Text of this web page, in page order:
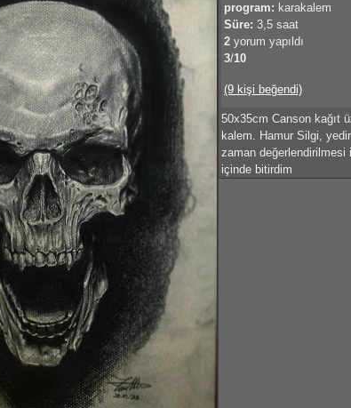
program: karakalem
Süre: 3,5 saat
2 yorum yapıldı
3/10
(9 kişi beğendi)
50x35cm Canson kağıt
kalem. Hamur Silgi,
zaman
içinde bitirdim